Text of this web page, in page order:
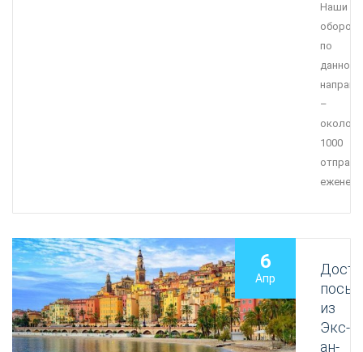
Наши
по
данному
–
около
1000
6
Апр
из
Экс-
ан-